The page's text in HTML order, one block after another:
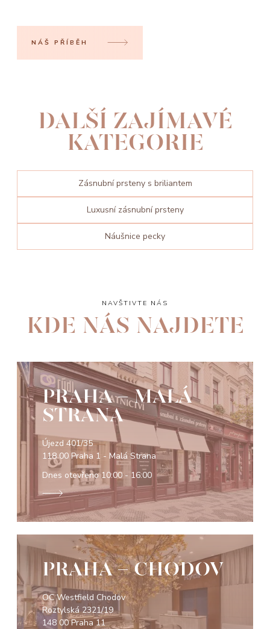
NÁŠ PŘÍBĚH
DALŠÍ ZAJÍMAVÉ
KATEGORIE
Zásnubní prsteny s briliantem
Luxusní zásnubní prsteny
Náušnice pecky
NAVŠTIVTE NÁS
KDE NÁS NAJDETE
PRAHA - MALÁ
STRANA
Újezd 401/35
118 00 Praha 1 - Malá Strana
Dnes otevřeno10:00 - 16:00
PRAHA - CHODOV
OC Westfield Chodov
Roztylská 2321/19
148 00 Praha 11